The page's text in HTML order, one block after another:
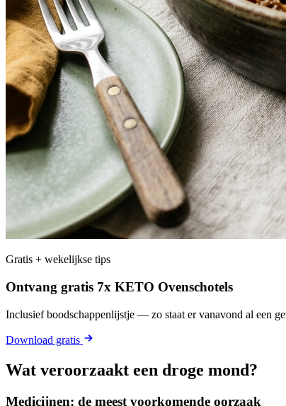
Gratis + wekelijkse tips
Ontvang gratis 7x KETO Ovenschotels
Inclusief boodschappenlijstje — zo staat er vanavond al een
Download gratis
Wat veroorzaakt een droge mond?
Medicijnen: de meest voorkomende oorzaak